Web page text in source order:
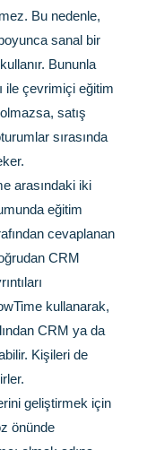
Bu nedenle,
sanal bir
Bununla
ile çevrimiçi eğitim
satış
sırasında
arasındaki iki
eğitim
cevaplanan
CRM
kullanarak,
CRM ya da
Kişileri de
geliştirmek için
önünde